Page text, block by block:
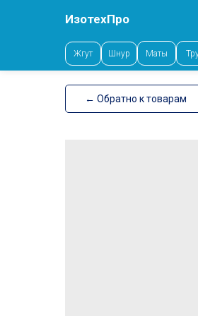
ИзотехПро
Жгут Шнур Маты
← Обратно к товарам